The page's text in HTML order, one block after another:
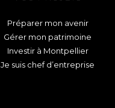
Préparer mon avenir
Gérer mon patrimoine
Investir à Montpellier
Je suis chef d’entreprise